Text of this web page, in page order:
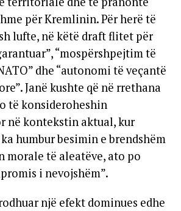
për Kremlinin. Për herë të
lufte, në këtë draft flitet për
“mospërshpejtim të
dhe “autonomi të veçantë
Janë kushte që në rrethana
të konsideroheshin
në kontekstin aktual, kur
humbur besimin e brendshëm
morale të aleatëve, ato po
i nevojshëm”.
një efekt dominues edhe